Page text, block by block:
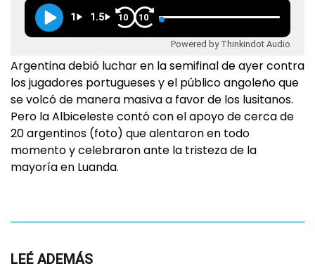
1 1.5 10 10
Powered by Thinkindot Audio
Argentina debió luchar en la semifinal de ayer contra
los jugadores portugueses y el público angoleño que
se volcó de manera masiva a favor de los lusitanos.
Pero la Albiceleste contó con el apoyo de cerca de
20 argentinos (foto) que alentaron en todo
momento y celebraron ante la tristeza de la
mayoría en Luanda.
LEÉ ADEMÁS